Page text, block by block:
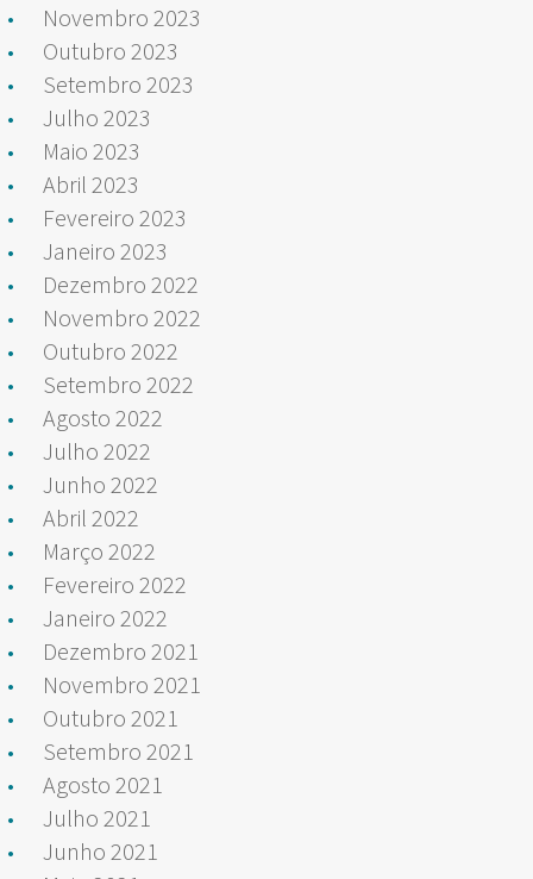
Novembro 2023
Outubro 2023
Setembro 2023
Julho 2023
Maio 2023
Abril 2023
Fevereiro 2023
Janeiro 2023
Dezembro 2022
Novembro 2022
Outubro 2022
Setembro 2022
Agosto 2022
Julho 2022
Junho 2022
Abril 2022
Março 2022
Fevereiro 2022
Janeiro 2022
Dezembro 2021
Novembro 2021
Outubro 2021
Setembro 2021
Agosto 2021
Julho 2021
Junho 2021